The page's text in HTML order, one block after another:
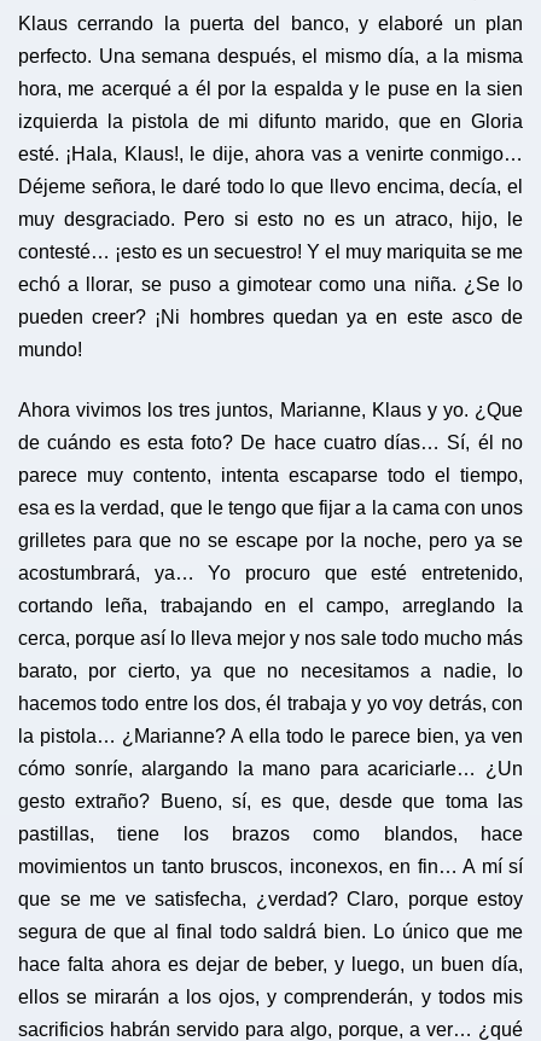
Klaus cerrando la puerta del banco, y elaboré un plan
perfecto. Una semana después, el mismo día, a la misma
hora, me acerqué a él por la espalda y le puse en la sien
izquierda la pistola de mi difunto marido, que en Gloria
esté. ¡Hala, Klaus!, le dije, ahora vas a venirte conmigo…
Déjeme señora, le daré todo lo que llevo encima, decía, el
muy desgraciado. Pero si esto no es un atraco, hijo, le
contesté… ¡esto es un secuestro! Y el muy mariquita se me
echó a llorar, se puso a gimotear como una niña. ¿Se lo
pueden creer? ¡Ni hombres quedan ya en este asco de
mundo!
Ahora vivimos los tres juntos, Marianne, Klaus y yo. ¿Que
de cuándo es esta foto? De hace cuatro días… Sí, él no
parece muy contento, intenta escaparse todo el tiempo,
esa es la verdad, que le tengo que fijar a la cama con unos
grilletes para que no se escape por la noche, pero ya se
acostumbrará, ya… Yo procuro que esté entretenido,
cortando leña, trabajando en el campo, arreglando la
cerca, porque así lo lleva mejor y nos sale todo mucho más
barato, por cierto, ya que no necesitamos a nadie, lo
hacemos todo entre los dos, él trabaja y yo voy detrás, con
la pistola… ¿Marianne? A ella todo le parece bien, ya ven
cómo sonríe, alargando la mano para acariciarle… ¿Un
gesto extraño? Bueno, sí, es que, desde que toma las
pastillas, tiene los brazos como blandos, hace
movimientos un tanto bruscos, inconexos, en fin… A mí sí
que se me ve satisfecha, ¿verdad? Claro, porque estoy
segura de que al final todo saldrá bien. Lo único que me
hace falta ahora es dejar de beber, y luego, un buen día,
ellos se mirarán a los ojos, y comprenderán, y todos mis
sacrificios habrán servido para algo, porque, a ver… ¿qué